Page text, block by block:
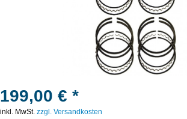
199,00 € *
inkl. MwSt. zzgl. Versandkosten